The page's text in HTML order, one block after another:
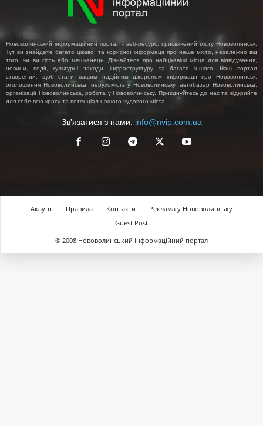
Нововолинський інформаційний портал - веб-ресурс, присвячений місту Нововолинськ.
Тут ви знайдете багато цікавої та корисної інформації про наше місто, незалежно від
того, чи ви гість або мешканець. Дізнайтеся про найцікавіші місця для відвідування,
новини, події, культурні заходи, інфраструктуру та багато іншого. Наш портал
створений, щоб стати вашим надійним джерелом інформації про Нововолинськ,
оголошення Нововолинська, нерухомість у Нововолинську, автобазар Нововолинська,
організації Нововолинська, робота у Нововолинську. Приєднуйтесь до нас та відкрийте
для себе всю красу та потенціал нашого чудового міста.
Зв'язатися з нами: info@nvip.com.ua
Акаунт Правила Контакти
Реклама у Нововолинську
Guest Post
© 2008 Нововолинський інформаційний портал